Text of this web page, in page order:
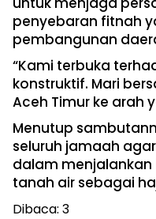
penyebaran fitnah
pembangunan
“Kami terbuka
konstruktif. Mari
Aceh Timur ke arah
Menutup
seluruh jamaah
dalam
tanah air sebagai
Dibaca: 3